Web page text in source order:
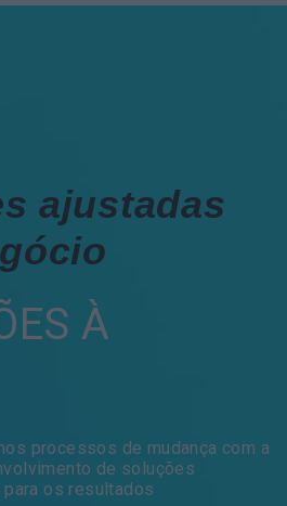
ajustadas
À
processos de mudança com a
de soluções
para os resultados